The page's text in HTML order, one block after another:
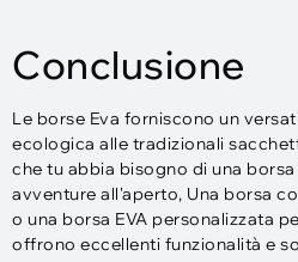
Conclusione
Le borse Eva forniscono un
ecologica alle tradizionali
che tu abbia bisogno di una
avventure all'aperto, Una borsa
o una borsa EVA personalizzata
offrono eccellenti funzionalità e